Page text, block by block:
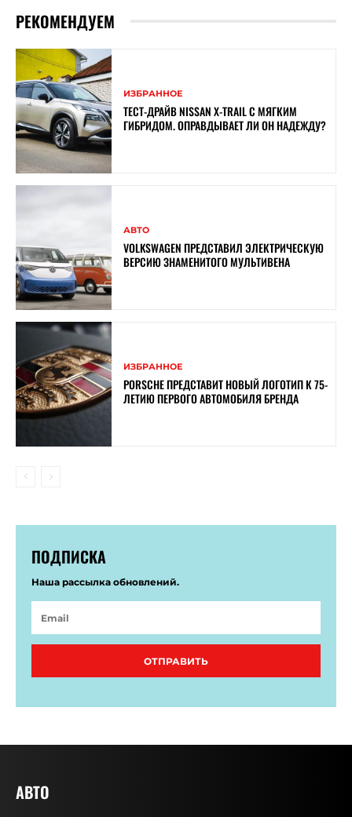
РЕКОМЕНДУЕМ
ИЗБРАННОЕ
ТЕСТ-ДРАЙВ NISSAN X-TRAIL С МЯГКИМ
ГИБРИДОМ. ОПРАВДЫВАЕТ ЛИ ОН НАДЕЖДУ?
АВТО
VOLKSWAGEN ПРЕДСТАВИЛ ЭЛЕКТРИЧЕСКУЮ
ВЕРСИЮ ЗНАМЕНИТОГО МУЛЬТИВЕНА
ИЗБРАННОЕ
PORSCHE ПРЕДСТАВИТ НОВЫЙ ЛОГОТИП К 75-
ЛЕТИЮ ПЕРВОГО АВТОМОБИЛЯ БРЕНДА
ПОДПИСКА
Наша рассылка обновлений.
ОТПРАВИТЬ
АВТО